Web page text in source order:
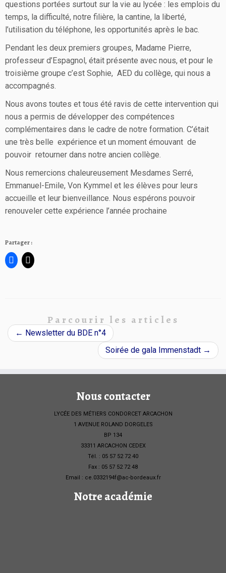
questions portées surtout sur la vie au lycée : les emplois du
temps, la difficulté, notre filière, la cantine, la liberté,
l’utilisation du téléphone, les opportunités après le bac.
Pendant les deux premiers groupes, Madame Pierre,
professeur d’Espagnol, était présente avec nous, et pour le
troisième groupe c’est Sophie, AED du collège, qui nous a
accompagnés.
Nous avons toutes et tous été ravis de cette intervention qui
nous a permis de développer des compétences
complémentaires dans le cadre de notre formation. C’était
une très belle expérience et un moment émouvant de
pouvoir retourner dans notre ancien collège.
Nous remercions chaleureusement Mesdames Serré,
Emmanuel-Emile, Von Kymmel et les élèves pour leurs
accueille et leur bienveillance. Nous espérons pouvoir
renouveler cette expérience l’année prochaine
Partager :
Parcourir les articles
← Newsletter du BDE n°4
Soirée de gala Immenstadt →
Nous contacter
LYCÉE DES MÉTIERS CONDORCET ARCACHON
1 AVENUE ROLAND DORGELES
BP 134
33311 ARCACHON CEDEX
Tél. : 05 57 52 72 40
Fax : 05 57 52 72 48
Email : ce.0332194f@ac-bordeaux.fr
Notre académie